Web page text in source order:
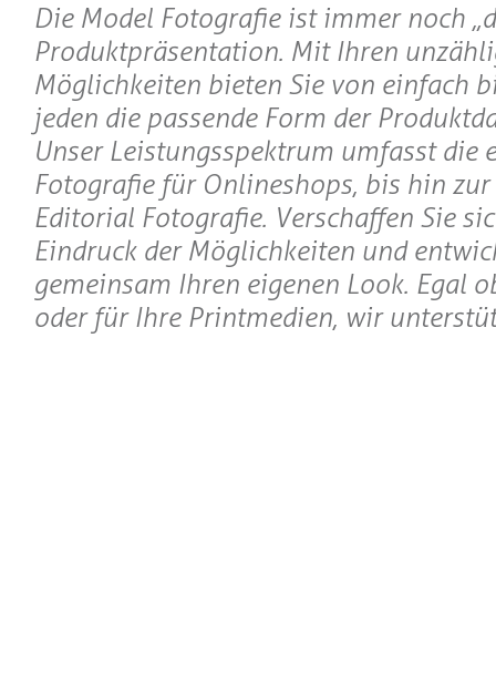
Die Model Fotografie ist immer noch
Produktpräsentation. Mit Ihren
Möglichkeiten bieten Sie von einfach
jeden die passende Form der
Unser Leistungsspektrum umfasst die
Fotografie für Onlineshops, bis hin
Editorial Fotografie. Verschaffen Sie
Eindruck der Möglichkeiten und
gemeinsam Ihren eigenen Look. Egal
oder für Ihre Printmedien, wir